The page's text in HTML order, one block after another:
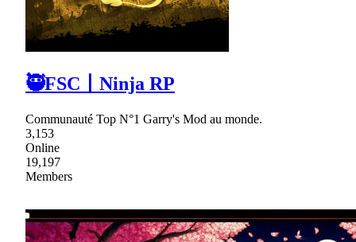
🥷FSC〡Ninja RP
Communauté Top N°1 Garry's Mod au monde.
3,153
Online
19,197
Members